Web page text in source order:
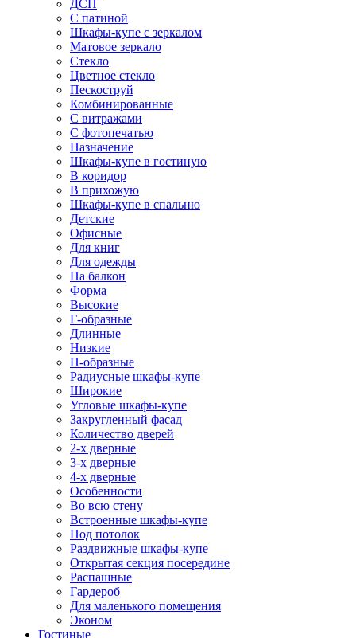
ДСП
С патиной
Шкафы-купе с зеркалом
Матовое зеркало
Стекло
Цветное стекло
Пескоструй
Комбинированные
С витражами
С фотопечатью
Назначение
Шкафы-купе в гостиную
В коридор
В прихожую
Шкафы-купе в спальню
Детские
Офисные
Для книг
Для одежды
На балкон
Форма
Высокие
Г-образные
Длинные
Низкие
П-образные
Радиусные шкафы-купе
Широкие
Угловые шкафы-купе
Закругленный фасад
Количество дверей
2-х дверные
3-х дверные
4-х дверные
Особенности
Во всю стену
Встроенные шкафы-купе
Под потолок
Раздвижные шкафы-купе
Открытая секция посередине
Распашные
Гардероб
Для маленького помещения
Эконом
Гостиные